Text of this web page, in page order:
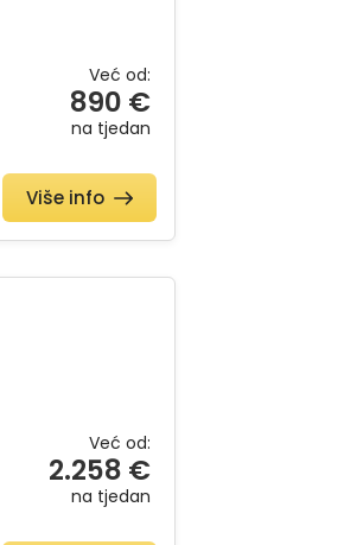
Već od:
890 €
na tjedan
Više info
Već od:
2.258 €
na tjedan